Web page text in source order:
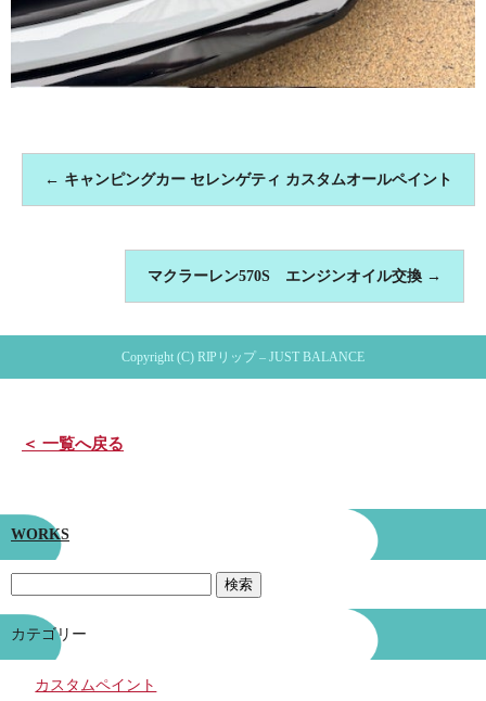
← キャンピングカー セレンゲティ カスタムオールペイント
マクラーレン570S エンジンオイル交換 →
Copyright (C) RIPリップ – JUST BALANCE
＜ 一覧へ戻る
WORKS
カテゴリー
カスタムペイント